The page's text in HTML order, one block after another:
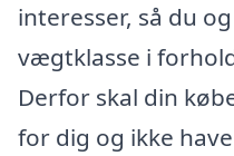
interesser, så du
vægtklasse i
Derfor skal din
for dig og ikke